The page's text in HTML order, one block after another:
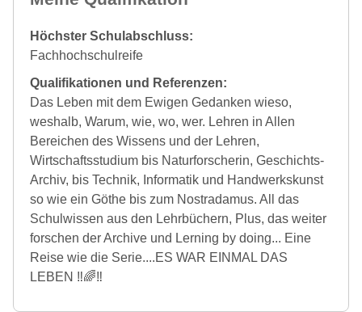
Höchster Schulabschluss:
Fachhochschulreife
Qualifikationen und Referenzen:
Das Leben mit dem Ewigen Gedanken wieso,
weshalb, Warum, wie, wo, wer. Lehren in Allen
Bereichen des Wissens und der Lehren,
Wirtschaftsstudium bis Naturforscherin, Geschichts-
Archiv, bis Technik, Informatik und Handwerkskunst
so wie ein Göthe bis zum Nostradamus. All das
Schulwissen aus den Lehrbüchern, Plus, das weiter
forschen der Archive und Lerning by doing... Eine
Reise wie die Serie....ES WAR EINMAL DAS
LEBEN ‼️🌈‼️